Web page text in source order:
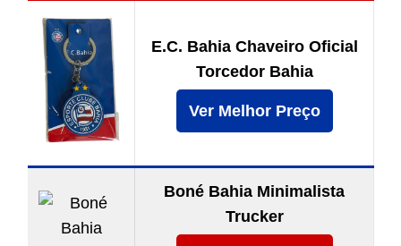
E.C. Bahia Chaveiro Oficial
Torcedor Bahia
Ver Melhor Preço
Boné Bahia Minimalista
Trucker